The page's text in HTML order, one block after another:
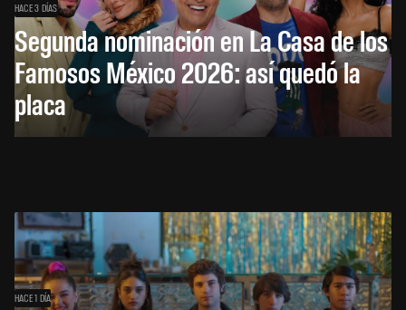
HACE 3 DÍAS
Segunda nominación en La Casa de los
Famosos México 2026: así quedó la
placa
HACE 1 DÍA